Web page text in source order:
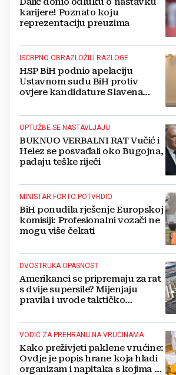
karijere! Poznato koju
reprezentaciju preuzima
ISCRPNO OBRAZLOŽILI RAZLOGE
HSP BiH podnio apelaciju
Ustavnom sudu BiH protiv
ovjere kandidature Slavena
OPTUŽBE SE NASTAVLJAJU
BUKNUO VERBALNI RAT Vučić i
Helez se posvađali oko Bugojna,
padaju teške riječi
MINISTAR FORTO POTVRDIO
BiH ponudila rješenje Europskoj
komisiji: Profesionalni vozači ne
mogu više čekati
DVOSTRUKA OPASNOST
Amerikanci se pripremaju za rat
s dvije supersile? Mijenjaju
pravila i uvode taktičko
VODIČ ZA PREHRANU NA VRUĆINAMA
Kako preživjeti paklene vrućine:
Ovdje je popis hrane koja hladi
organizam i napitaka s kojima si